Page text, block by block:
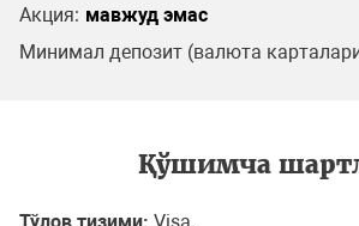
Акция: мавжуд эмас
Минимал депозит (валюта
Қўшимча